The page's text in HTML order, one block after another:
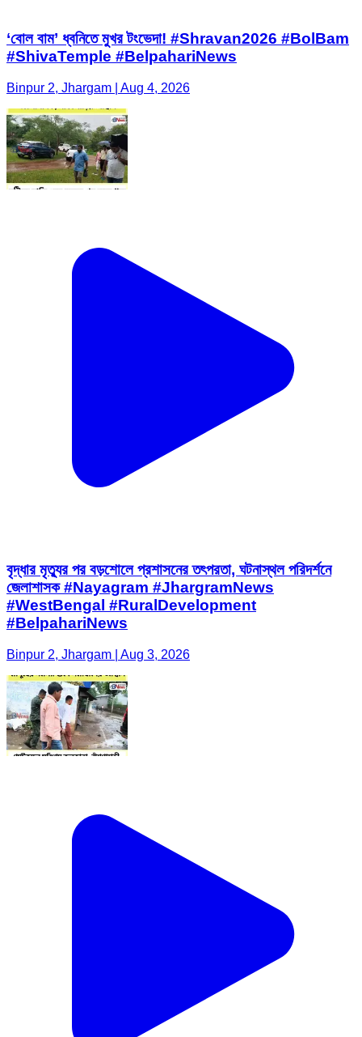
‘বোল বাম’ ধ্বনিতে মুখর টংভেদা! #Shravan2026 #BolBam
#ShivaTemple #BelpahariNews
Binpur 2, Jhargam | Aug 4, 2026
বৃদ্ধার মৃত্যুর পর বড়শোলে প্রশাসনের তৎপরতা, ঘটনাস্থল পরিদর্শনে
জেলাশাসক #Nayagram #JhargramNews
#WestBengal #RuralDevelopment
#BelpahariNews
Binpur 2, Jhargam | Aug 3, 2026